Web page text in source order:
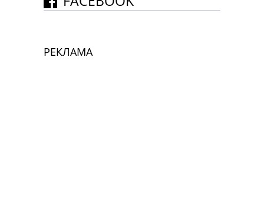
РЕКЛАМА